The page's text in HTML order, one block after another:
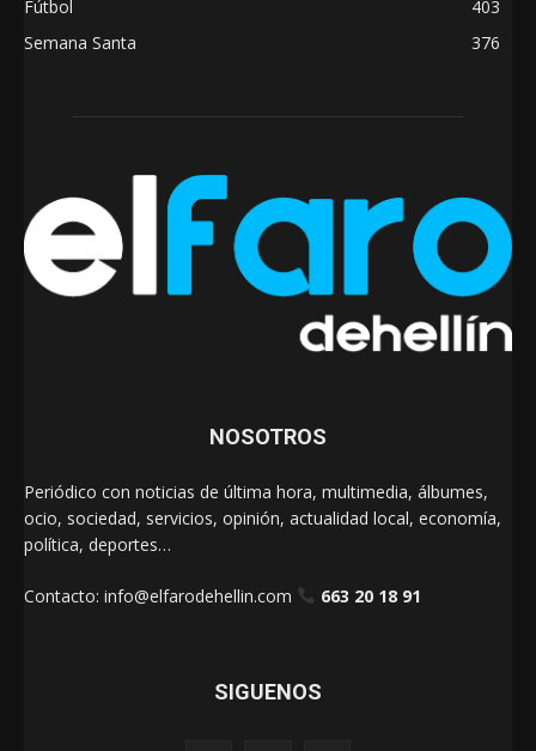
Fútbol
403
Semana Santa
376
NOSOTROS
Periódico con noticias de última hora, multimedia, álbumes,
ocio, sociedad, servicios, opinión, actualidad local, economía,
política, deportes…
Contacto: info@elfarodehellin.com 663 20 18 91
SIGUENOS